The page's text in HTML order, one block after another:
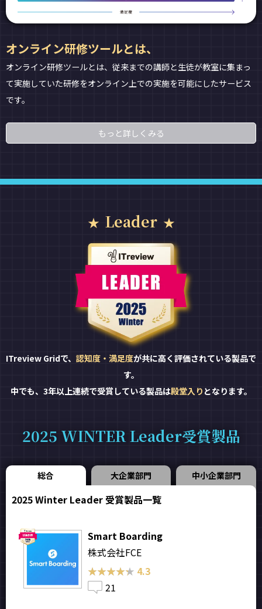
オンライン研修ツールとは、
オンライン研修ツールとは、従来までの講師と生徒が教室に集まっ
て実施していた研修をオンライン上での実施を可能にしたサービス
です。
もっと詳しくみる
Leader
ITreview Gridで、 認知度・満足度が共に高く評価されている製品で
す。
中でも、3年以上連続で受賞している製品は殿堂入り となります。
2025 WINTER Leader受賞製品
総合 大企業部門 中小企業部門
2025 Winter Leader 受賞製品一覧
Smart Boarding
株式会社FCE
★★★★★
★★★★★ 4.3
21